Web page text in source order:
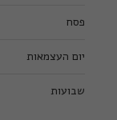
פסח
יום העצמאות
שבועות